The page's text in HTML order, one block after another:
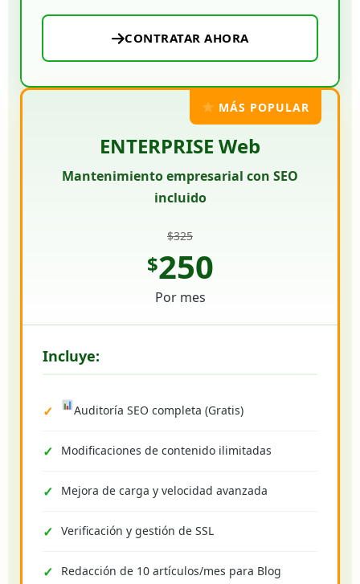
CONTRATAR AHORA
MÁS POPULAR
ENTERPRISE Web
Mantenimiento empresarial con SEO
incluido
$325
$250
Por mes
Incluye:
Auditoría SEO completa (Gratis)
Modificaciones de contenido ilimitadas
Mejora de carga y velocidad avanzada
Verificación y gestión de SSL
Redacción de 10 artículos/mes para Blog